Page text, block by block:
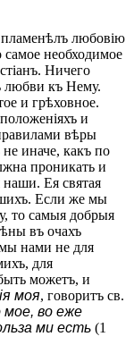
любовію
необходимое
Ничего
любви къ Нему.
и грѣховное.
и
вѣры
иначе, какъ по
проникать и
Ея святая
Если же мы
то самыя добрыя
въ очахъ
нами не для
для
можетъ, и
моя, говоритъ св.
во еже
ми есть (1